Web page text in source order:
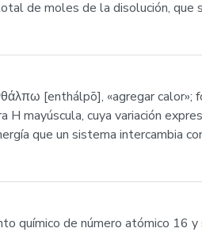
de moles de la disolución,
[enthálpō], «agregar calor»;
H mayúscula, cuya variación
que un sistema intercambia
químico de número atómico 16